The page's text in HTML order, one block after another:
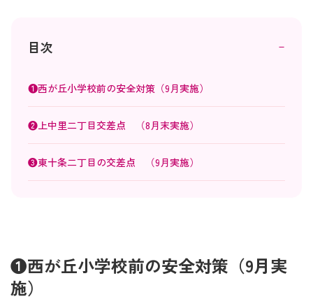
目次 －
❶西が丘小学校前の安全対策（9月実施）
❷上中里二丁目交差点 （8月末実施）
❸東十条二丁目の交差点 （9月実施）
❶西が丘小学校前の安全対策（9月実
施）